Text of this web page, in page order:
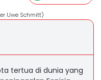
Uwe Schmitt)
tertua di dunia yang